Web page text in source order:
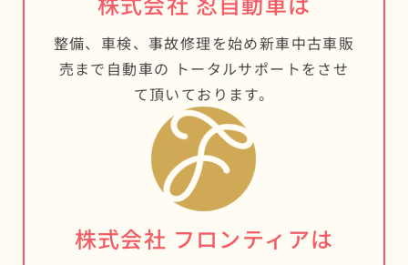
整備、車検、事故修理を始め新車中古車販
売まで自動車の トータルサポートをさせ
て頂いております。
株式会社 フロンティアは